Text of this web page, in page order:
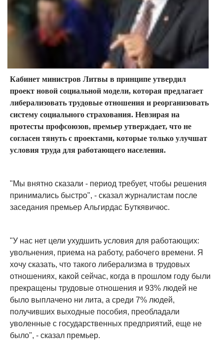
Кабинет министров Литвы в принципе утвердил
проект новой социальной модели, которая предлагает
либерализовать трудовые отношения и реорганизовать
систему социального страхования. Невзирая на
протесты профсоюзов, премьер утверждает, что не
согласен тянуть с проектами, которые только улучшат
условия труда для работающего населения.
"Мы внятно сказали - период требует, чтобы решения
принимались быстро", - сказал журналистам после
заседания премьер Альгирдас Буткявичюс.
"У нас нет цели ухудшить условия для работающих:
увольнения, приема на работу, рабочего времени. Я
хочу сказать, что такого либерализма в трудовых
отношениях, какой сейчас, когда в прошлом году были
прекращены трудовые отношения и 93% людей не
было выплачено ни лита, а среди 7% людей,
получивших выходные пособия, преобладали
уволенные с государственных предприятий, еще не
было", - сказал премьер.